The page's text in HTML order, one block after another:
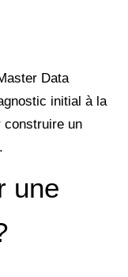
Data
initial à la
construire un
une